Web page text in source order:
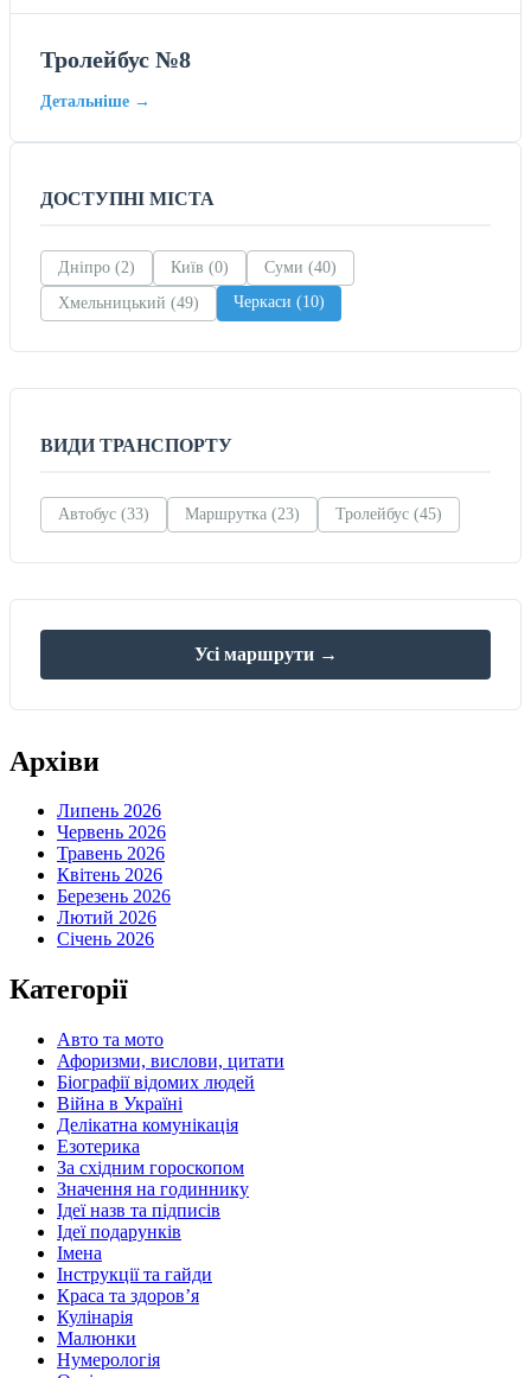
Тролейбус №8
Детальніше →
ДОСТУПНІ МІСТА
Дніпро (2) Київ (0)
Суми (40)
Хмельницький (49)
Черкаси (10)
ВИДИ ТРАНСПОРТУ
Автобус (33) Маршрутка (23) Тролейбус (45)
Усі маршрути →
Архіви
Липень 2026
Червень 2026
Травень 2026
Квітень 2026
Березень 2026
Лютий 2026
Січень 2026
Категорії
Авто та мото
Афоризми, вислови, цитати
Біографії відомих людей
Війна в Україні
Делікатна комунікація
Езотерика
За східним гороскопом
Значення на годиннику
Ідеї назв та підписів
Ідеї подарунків
Імена
Інструкції та гайди
Краса та здоровʼя
Кулінарія
Малюнки
Нумерологія